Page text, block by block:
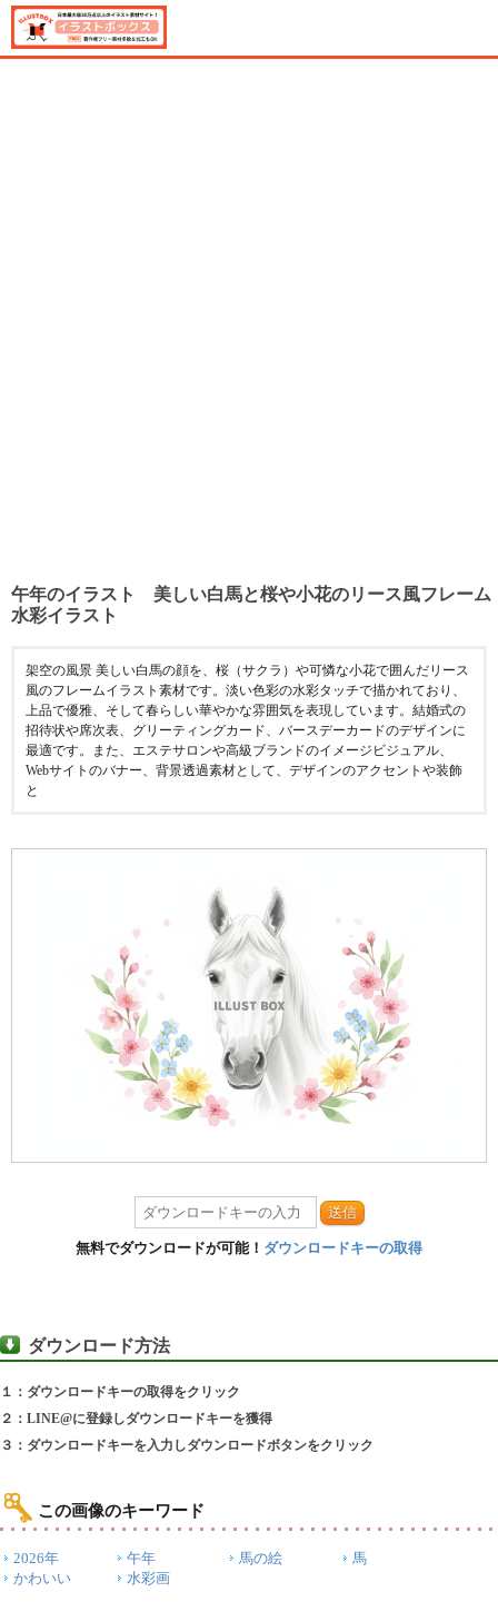
午年のイラスト 美しい白馬と桜や小花のリース風フレーム
水彩イラスト
架空の風景 美しい白馬の顔を、桜（サクラ）や可憐な小花で囲んだリース
風のフレームイラスト素材です。淡い色彩の水彩タッチで描かれており、
上品で優雅、そして春らしい華やかな雰囲気を表現しています。結婚式の
招待状や席次表、グリーティングカード、バースデーカードのデザインに
最適です。また、エステサロンや高級ブランドのイメージビジュアル、
Webサイトのバナー、背景透過素材として、デザインのアクセントや装飾
と
送信
無料でダウンロードが可能！ ダウンロードキーの取得
ダウンロード方法
１：ダウンロードキーの取得をクリック
２：LINE@に登録しダウンロードキーを獲得
３：ダウンロードキーを入力しダウンロードボタンをクリック
この画像のキーワード
2026年 午年 馬の絵
馬
かわいい
水彩画